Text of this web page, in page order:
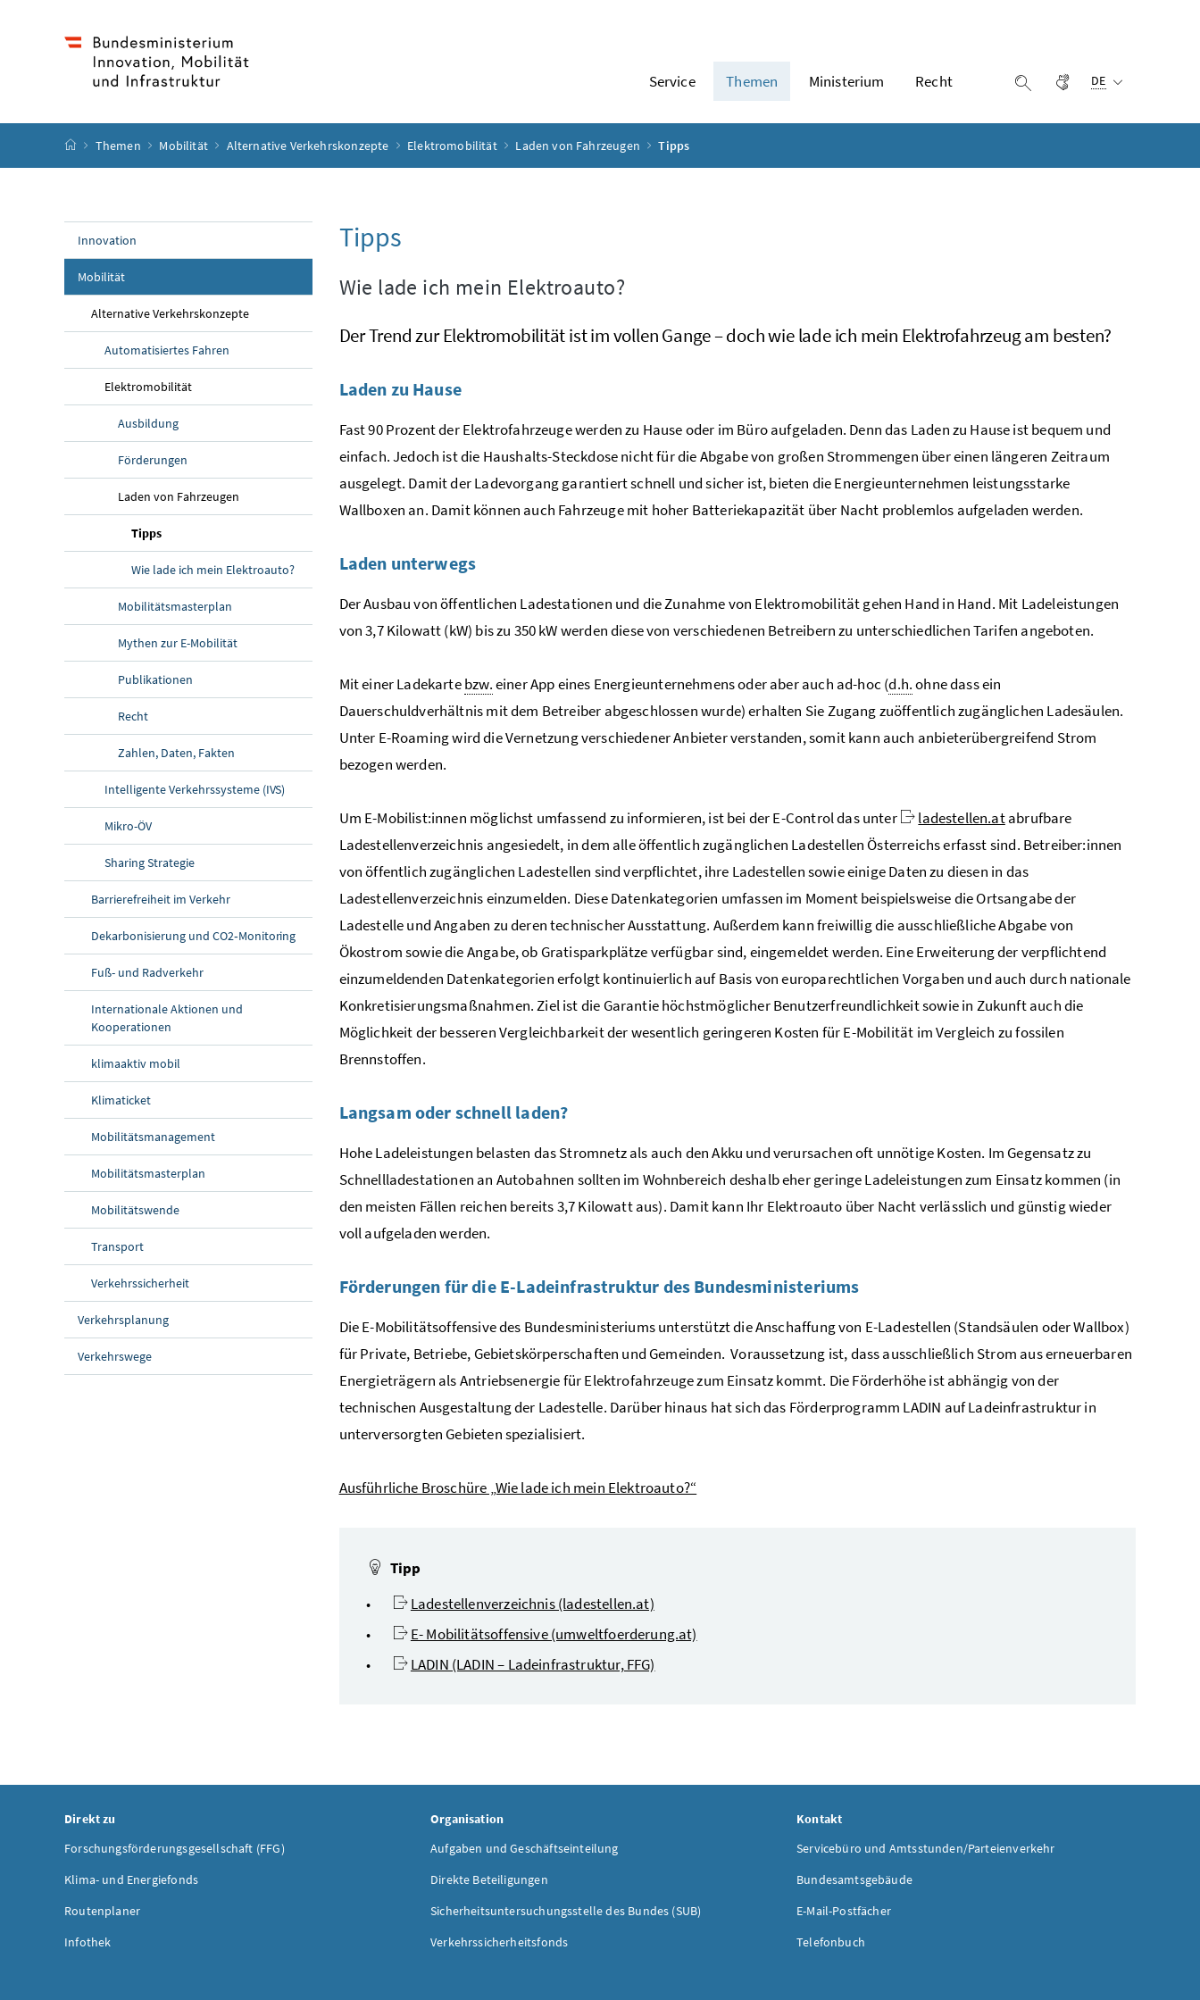
Service Themen Ministerium Recht Suche einblenden
Gebärdensprache
DE
Startseite
Themen Mobilität Alternative Verkehrskonzepte Elektromobilität Laden von Fahrzeugen Tipps
Innovation
Mobilität
Alternative Verkehrskonzepte
Automatisiertes Fahren
Elektromobilität
Ausbildung
Förderungen
Laden von Fahrzeugen
Tipps(aktuelle Seite)
Wie lade ich mein Elektroauto?
Mobilitätsmasterplan
Mythen zur E-Mobilität
Publikationen
Recht
Zahlen, Daten, Fakten
Intelligente Verkehrssysteme (IVS)
Mikro-ÖV
SharingStrategie
Barrierefreiheit im Verkehr
Dekarbonisierung und CO2‑Monitoring
Fuß- und Radverkehr
Internationale Aktionen und
Kooperationen
klimaaktiv mobil
Klimaticket
Mobilitätsmanagement
Mobilitätsmasterplan
Mobilitätswende
Transport
Verkehrssicherheit
Verkehrsplanung
Verkehrswege
Tipps
Wie lade ich mein Elektroauto?
Der Trend zur Elektromobilität ist im vollen Gange – doch wie lade ich mein Elektrofahrzeug am besten?
Laden zu Hause
Fast 90 Prozent der Elektrofahrzeuge werden zu Hause oder im Büro aufgeladen. Denn das Laden zu Hause ist bequem und
einfach. Jedoch ist die Haushalts-Steckdose nicht für die Abgabe von großen Strommengen über einen längeren Zeitraum
ausgelegt. Damit der Ladevorgang garantiert schnell und sicher ist, bieten die Energieunternehmen leistungsstarke
Wallboxen an. Damit können auch Fahrzeuge mit hoher Batteriekapazität über Nacht problemlos aufgeladen werden.
Laden unterwegs
Der Ausbau von öffentlichen Ladestationen und die Zunahme von Elektromobilität gehen Hand in Hand. Mit Ladeleistungen
von 3,7 Kilowatt (kW) bis zu 350 kW werden diese von verschiedenen Betreibern zu unterschiedlichen Tarifen angeboten.
Mit einer Ladekartebzw.einerAppeines Energieunternehmens oder aber auch ad-hoc (d.h.ohne dass ein
Dauerschuldverhältnis mit dem Betreiber abgeschlossen wurde) erhalten Sie Zugang zuöffentlich zugänglichen Ladesäulen.
Unter E-Roamingwird die Vernetzung verschiedener Anbieter verstanden, somit kann auch anbieterübergreifend Strom
bezogen werden.
Um E-Mobilist:innen möglichst umfassend zu informieren, ist bei derE-Controldas unter ladestellen.atabrufbare
Ladestellenverzeichnis angesiedelt, in dem alle öffentlich zugänglichen Ladestellen Österreichs erfasst sind. Betreiber:innen
von öffentlich zugänglichen Ladestellen sind verpflichtet, ihre Ladestellen sowie einige Daten zu diesen in das
Ladestellenverzeichnis einzumelden. Diese Datenkategorien umfassen im Moment beispielsweise die Ortsangabe der
Ladestelle und Angaben zu deren technischer Ausstattung. Außerdem kann freiwillig die ausschließliche Abgabe von
Ökostrom sowie die Angabe, ob Gratisparkplätze verfügbar sind, eingemeldet werden. Eine Erweiterung der verpflichtend
einzumeldenden Datenkategorien erfolgt kontinuierlich auf Basis von europarechtlichen Vorgaben und auch durch nationale
Konkretisierungsmaßnahmen. Ziel ist die Garantie höchstmöglicher Benutzerfreundlichkeit sowie in Zukunft auch die
Möglichkeit der besseren Vergleichbarkeit der wesentlich geringeren Kosten für E-Mobilität im Vergleich zu fossilen
Brennstoffen.
Langsam oder schnell laden?
Hohe Ladeleistungen belasten das Stromnetz als auch den Akku und verursachen oft unnötige Kosten. Im Gegensatz zu
Schnellladestationen an Autobahnen sollten im Wohnbereich deshalb eher geringe Ladeleistungen zum Einsatz kommen (in
den meisten Fällen reichen bereits 3,7 Kilowatt aus). Damit kann Ihr Elektroauto über Nacht verlässlich und günstig wieder
voll aufgeladen werden.
Förderungen für die E-Ladeinfrastruktur des Bundesministeriums
Die E-Mobilitätsoffensive des Bundesministeriums unterstützt die Anschaffung von E-Ladestellen (Standsäulen oder Wallbox)
für Private, Betriebe, Gebietskörperschaften und Gemeinden. Voraussetzung ist, dass ausschließlich Strom aus erneuerbaren
Energieträgern als Antriebsenergie für Elektrofahrzeuge zum Einsatz kommt. Die Förderhöhe ist abhängig von der
technischen Ausgestaltung der Ladestelle. Darüber hinaus hat sich das Förderprogramm LADIN auf Ladeinfrastruktur in
unterversorgten Gebieten spezialisiert.
Ausführliche Broschüre „Wie lade ich mein Elektroauto?“
Tipp
Ladestellenverzeichnis (ladestellen.at)
E- Mobilitätsoffensive (umweltfoerderung.at)
LADIN (LADIN – Ladeinfrastruktur, FFG)
Direkt zu
Forschungsförderungsgesellschaft (FFG)
Klima- und Energiefonds
Routenplaner
Infothek
Organisation
Aufgaben und Geschäftseinteilung
Direkte Beteiligungen
Sicherheitsuntersuchungsstelle des Bundes (SUB)
Verkehrssicherheitsfonds
Kontakt
Servicebüro und Amtsstunden/Parteienverkehr
Bundesamtsgebäude
E-Mail-Postfächer
Telefonbuch